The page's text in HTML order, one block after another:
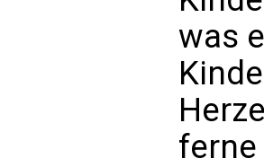
was
ferne